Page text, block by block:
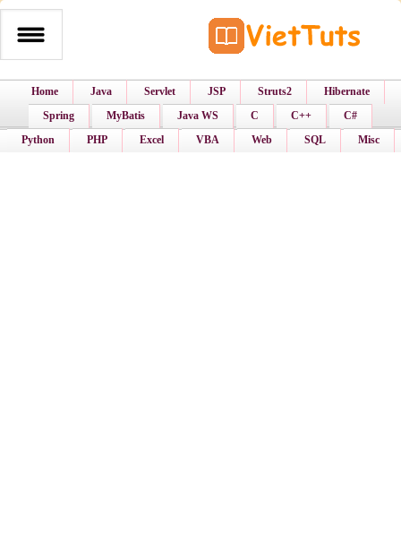
Home Java Servlet JSP Struts2
Hibernate
Spring
MyBatis Java WS C C++
C#
Python
PHP Excel VBA Web SQL Misc